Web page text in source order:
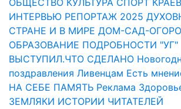
ОБЩЕСТВО КУЛЬТУРА СПОРТ
ИНТЕРВЬЮ РЕПОРТАЖ 2025
СТРАНЕ И В МИРЕ ДОМ-САД-
ОБРАЗОВАНИЕ ПОДРОБНОСТИ "УГ"
ВЫСТУПИЛ.ЧТО СДЕЛАНО
поздравления Ливенцам Есть
НА СЕБЕ ПАМЯТЬ Реклама
ЗЕМЛЯКИ ИСТОРИИ ЧИТАТЕЛЕЙ